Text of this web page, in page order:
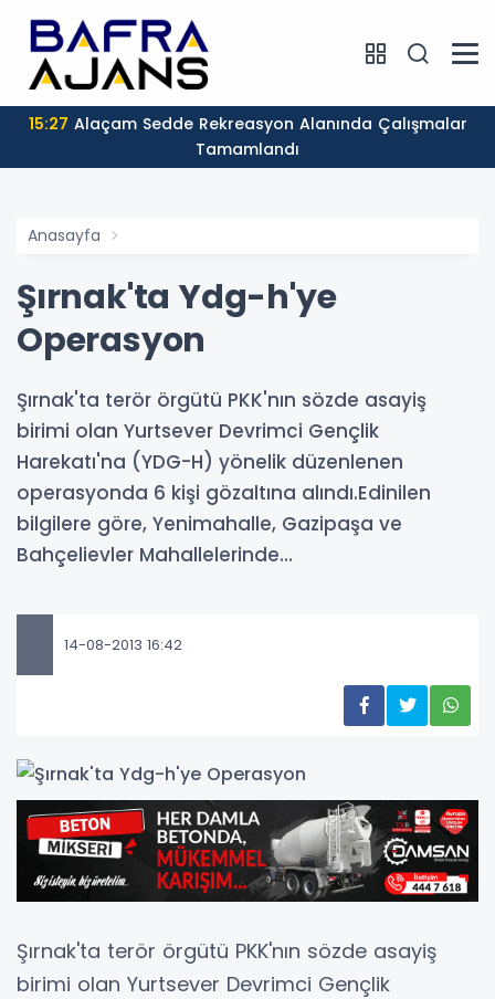
15:27
Tamamlandı
Anasayfa
Şırnak'ta Ydg-h'ye
Operasyon
Şırnak'ta terör örgütü PKK'nın sözde asayiş
birimi olan Yurtsever Devrimci Gençlik
Harekatı'na (YDG-H) yönelik düzenlenen
operasyonda 6 kişi gözaltına alındı.Edinilen
bilgilere göre, Yenimahalle, Gazipaşa ve
Bahçelievler Mahallelerinde...
14-08-2013 16:42
Şırnak'ta terör örgütü PKK'nın sözde asayiş
birimi olan Yurtsever Devrimci Gençlik